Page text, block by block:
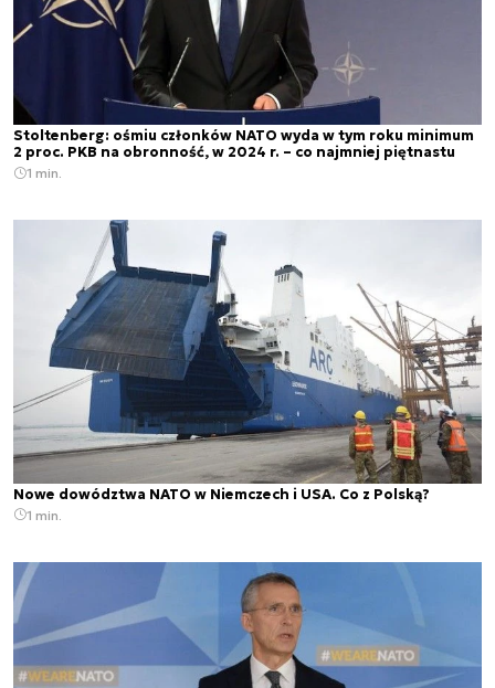
Stoltenberg: ośmiu członków NATO wyda w tym roku minimum
2 proc. PKB na obronność, w 2024 r. – co najmniej piętnastu
1 min.
Nowe dowództwa NATO w Niemczech i USA. Co z Polską?
1 min.